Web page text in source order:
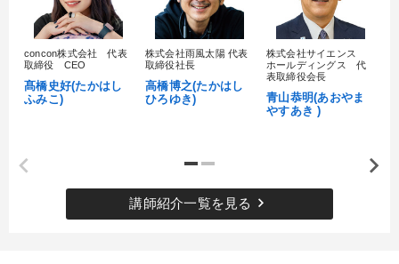
concon株式会社 代表
取締役 CEO
髙橋史好(たかはし
ふみこ)
株式会社雨風太陽 代表
取締役社長
高橋博之(たかはし
ひろゆき)
株式会社サイエンス
ホールディングス 代
表取締役会長
青山恭明(あおやま
やすあき )
講師紹介一覧を見る keyboard_arrow_right